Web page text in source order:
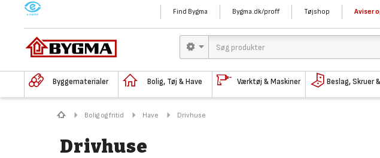
M Find Bygma Bygma.dk/proff Tøjshop Aviser
Byggematerialer Bolig, Tøj & Have Værktøj & Maskiner Beslag, Skruer
Bolig og fritid Have Drivhuse
Drivhuse